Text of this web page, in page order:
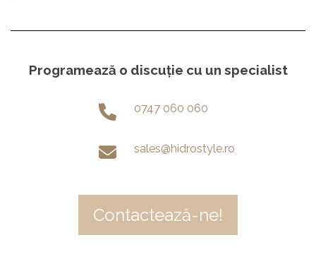
Programează o discuție cu un specialist
0747 060 060
sales@hidrostyle.ro
Contactează-ne!